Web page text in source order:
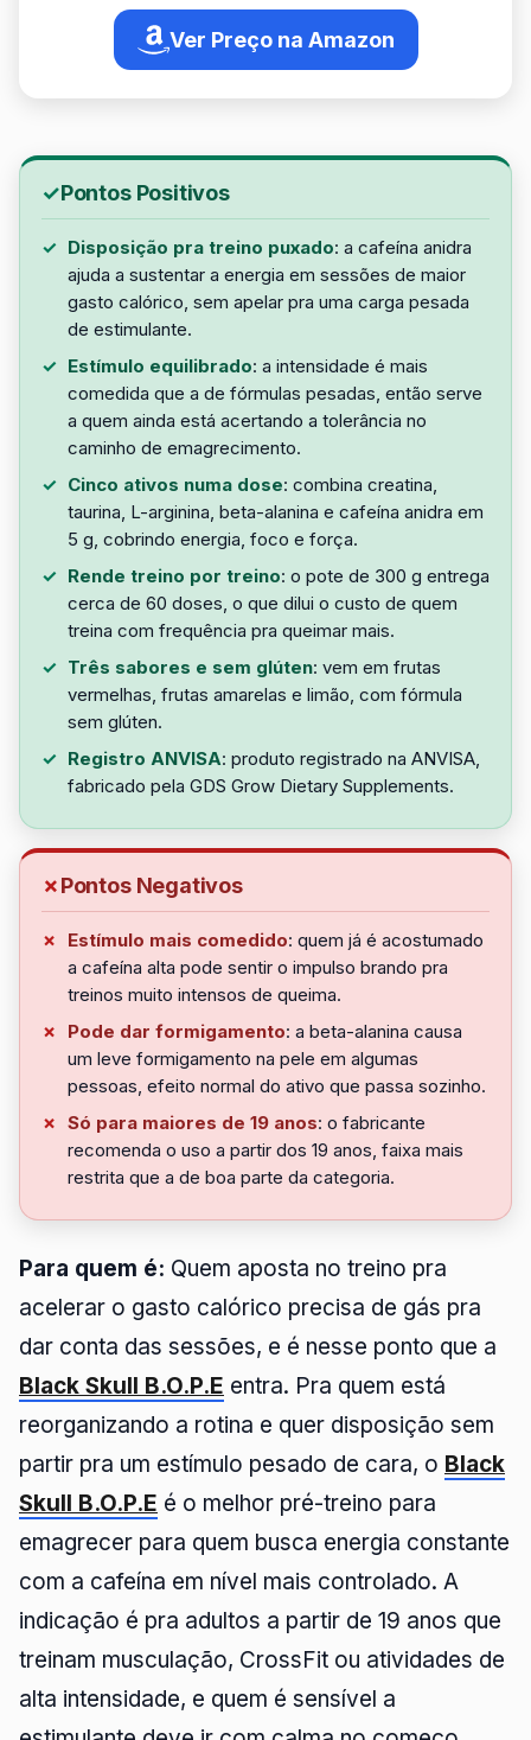
Ver Preço na Amazon
Pontos Positivos
Disposição pra treino puxado: a cafeína anidra
ajuda a sustentar a energia em sessões de maior
gasto calórico, sem apelar pra uma carga pesada
de estimulante.
Estímulo equilibrado: a intensidade é mais
comedida que a de fórmulas pesadas, então serve
a quem ainda está acertando a tolerância no
caminho de emagrecimento.
Cinco ativos numa dose: combina creatina,
taurina, L-arginina, beta-alanina e cafeína anidra em
5 g, cobrindo energia, foco e força.
Rende treino por treino: o pote de 300 g entrega
cerca de 60 doses, o que dilui o custo de quem
treina com frequência pra queimar mais.
Três sabores e sem glúten: vem em frutas
vermelhas, frutas amarelas e limão, com fórmula
sem glúten.
Registro ANVISA: produto registrado na ANVISA,
fabricado pela GDS Grow Dietary Supplements.
Pontos Negativos
Estímulo mais comedido: quem já é acostumado
a cafeína alta pode sentir o impulso brando pra
treinos muito intensos de queima.
Pode dar formigamento: a beta-alanina causa
um leve formigamento na pele em algumas
pessoas, efeito normal do ativo que passa sozinho.
Só para maiores de 19 anos: o fabricante
recomenda o uso a partir dos 19 anos, faixa mais
restrita que a de boa parte da categoria.
Para quem é: Quem aposta no treino pra
acelerar o gasto calórico precisa de gás pra
dar conta das sessões, e é nesse ponto que a
Black Skull B.O.P.E entra. Pra quem está
reorganizando a rotina e quer disposição sem
partir pra um estímulo pesado de cara, o Black
Skull B.O.P.E é o melhor pré-treino para
emagrecer para quem busca energia constante
com a cafeína em nível mais controlado. A
indicação é pra adultos a partir de 19 anos que
treinam musculação, CrossFit ou atividades de
alta intensidade, e quem é sensível a